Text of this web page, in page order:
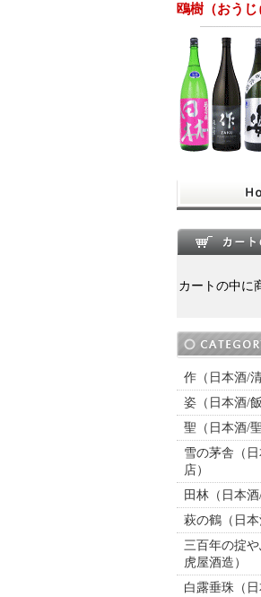
鴎樹（おう
カートの中に
作（日本酒/
姿（日本酒/
聖（日本酒/聖
雪の茅舎（
店）
田林（日本酒
萩の鶴（日本
三百年の掟
虎屋酒造）
白露垂珠（